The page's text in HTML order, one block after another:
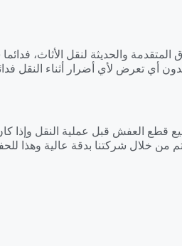
والحديثة لنقل الأثاث،
أي تعرض لأي أضرار أثناء النقل
العفش قبل عملية النقل وإذا كان
خلال شركتنا بدقة عالية وهذا